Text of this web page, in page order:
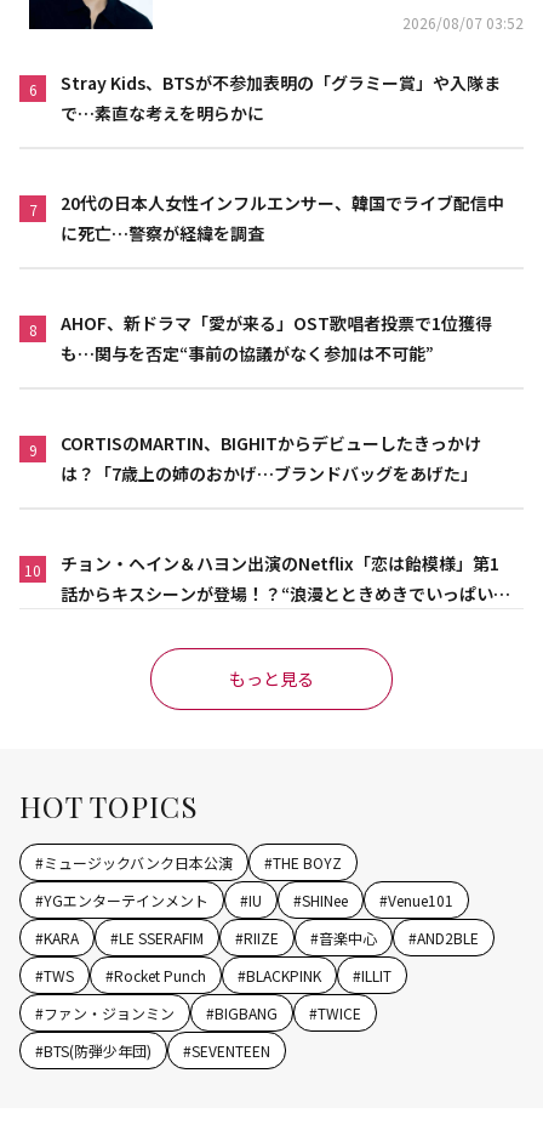
2026/08/07 03:52
6
Stray Kids、BTSが不参加表明の「グラミー賞」や入隊ま
で…素直な考えを明らかに
7
20代の日本人女性インフルエンサー、韓国でライブ配信中
に死亡…警察が経緯を調査
8
AHOF、新ドラマ「愛が来る」OST歌唱者投票で1位獲得
も…関与を否定“事前の協議がなく参加は不可能”
9
CORTISのMARTIN、BIGHITからデビューしたきっかけ
は？「7歳上の姉のおかげ…ブランドバッグをあげた」
10
チョン・ヘイン＆ハヨン出演のNetflix「恋は飴模様」第1
話からキスシーンが登場！？“浪漫とときめきでいっぱいの
もっと見る
HOT TOPICS
#ミュージックバンク日本公演 #THE BOYZ
#YGエンターテインメント #IU #SHINee #Venue101
#KARA #LE SSERAFIM #RIIZE #音楽中心 #AND2BLE
#TWS #Rocket Punch #BLACKPINK #ILLIT
#ファン・ジョンミン #BIGBANG #TWICE
#BTS(防弾少年団) #SEVENTEEN